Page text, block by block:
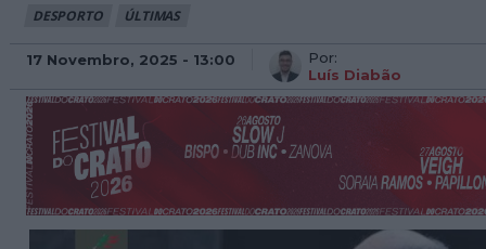
DESPORTO ÚLTIMAS
17 Novembro, 2025 - 13:00
Por:
Luís Diabão